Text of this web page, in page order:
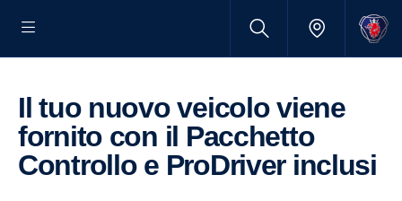
Il tuo nuovo veicolo viene
fornito con il Pacchetto
Controllo e ProDriver inclusi